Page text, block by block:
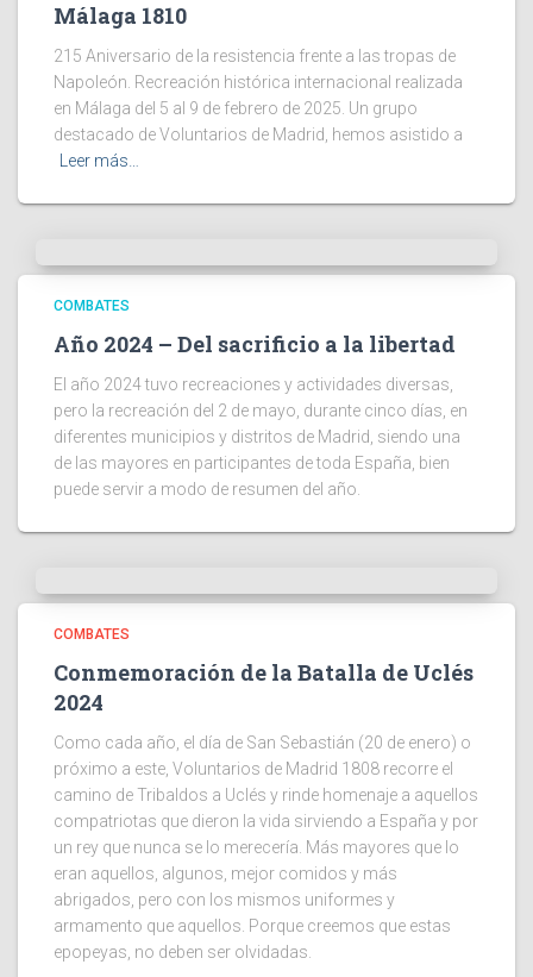
Málaga 1810
215 Aniversario de la resistencia frente a las tropas de
Napoleón. Recreación histórica internacional realizada
en Málaga del 5 al 9 de febrero de 2025. Un grupo
destacado de Voluntarios de Madrid, hemos asistido a
Leer más…
COMBATES
Año 2024 – Del sacrificio a la libertad
El año 2024 tuvo recreaciones y actividades diversas,
pero la recreación del 2 de mayo, durante cinco días, en
diferentes municipios y distritos de Madrid, siendo una
de las mayores en participantes de toda España, bien
puede servir a modo de resumen del año.
COMBATES
Conmemoración de la Batalla de Uclés
2024
Como cada año, el día de San Sebastián (20 de enero) o
próximo a este, Voluntarios de Madrid 1808 recorre el
camino de Tribaldos a Uclés y rinde homenaje a aquellos
compatriotas que dieron la vida sirviendo a España y por
un rey que nunca se lo merecería. Más mayores que lo
eran aquellos, algunos, mejor comidos y más
abrigados, pero con los mismos uniformes y
armamento que aquellos. Porque creemos que estas
epopeyas, no deben ser olvidadas.